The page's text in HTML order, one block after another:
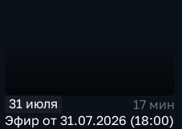
31 июля
17 мин
Эфир от 31.07.2026 (18:00)